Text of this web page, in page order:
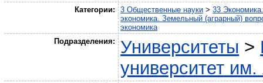
Категории: 3 Общественные науки >33
экономика. Земельный (аграрный)
экономика
Подразделения:
Университеты >
университет